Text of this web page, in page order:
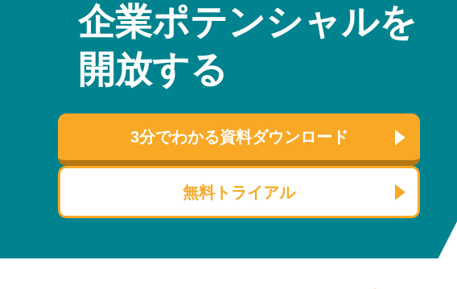
企業ポテンシャルを
開放する
3分でわかる資料ダウンロード
無料トライアル